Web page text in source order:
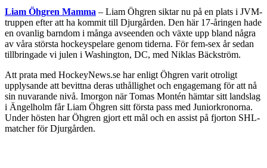
Liam Öhgren Mamma – Liam Öhgren siktar nu på en plats i JVM-
truppen efter att ha kommit till Djurgården. Den här 17-åringen hade
en ovanlig barndom i många avseenden och växte upp bland några
av våra största hockeyspelare genom tiderna. För fem-sex år sedan
tillbringade vi julen i Washington, DC, med Niklas Bäckström.
Att prata med HockeyNews.se har enligt Öhgren varit otroligt
upplysande att bevittna deras uthållighet och engagemang för att nå
sin nuvarande nivå. Imorgon när Tomas Montén hämtar sitt landslag
i Ängelholm får Liam Öhgren sitt första pass med Juniorkronorna.
Under hösten har Öhgren gjort ett mål och en assist på fjorton SHL-
matcher för Djurgården.